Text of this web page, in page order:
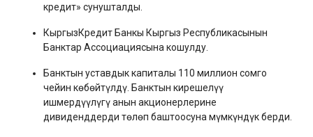
кредит» сунушталды.
КыргызКредит Банкы Кыргыз Республикасынын
Банктар Ассоциациясына кошулду.
Банктын уставдык капиталы 110 миллион сомго
чейин көбөйтүлдү. Банктын кирешелүү
ишмердүүлүгү анын акционерлерине
дивиденддерди төлөп баштоосуна мүмкүндүк берди.